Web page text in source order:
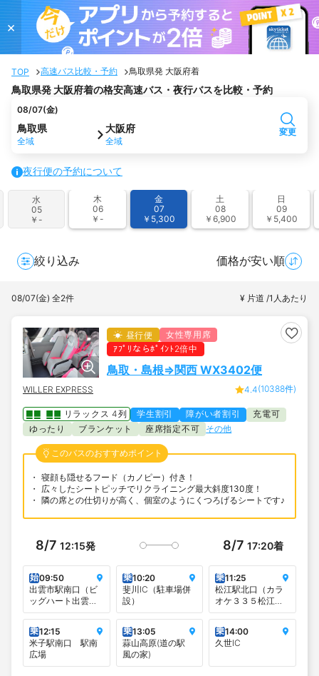
×
TOP 高速バス比較・予約 鳥取県発 大阪府着
鳥取県発 大阪府着の格安高速バス・夜行バスを比較・予約
08/07(金)
鳥取県
全域
大阪府
全域
変更
夜行便の予約について
水
05
￥-
木
06
￥-
金
07
￥5,300
土
08
￥6,900
日
09
￥5,400
絞り込み 価格が安い順
08/07(金) 全2件 ¥ 片道 /1人あたり
昼行便
女性専用席
ｱﾌﾟﾘならﾎﾟｲﾝﾄ2倍中
鳥取・島根⇒関西 WX3402便
WILLER EXPRESS 4.4(10388件)
リラックス 4列 学生割引 障がい者割引
充電可
ゆったり
ブランケット 座席指定不可 その他
このバスのおすすめポイント
寝顔も隠せるフード（カノピー）付き！
広々したシートピッチでリクライニング最大斜度130度！
隣の席との仕切りが高く、個室のようにくつろげるシートです♪
8/7 12:15発 8/7 17:20着
始09:50
出雲市駅南口（ビ
ッグハート出雲
前）
乗10:20
斐川IC（駐車場併
設）
乗11:25
松江駅北口（カラ
オケ３３５松江駅
前店向かい）
乗12:15
米子駅南口 駅南
広場
乗13:05
蒜山高原(道の駅
風の家)
乗14:00
久世IC